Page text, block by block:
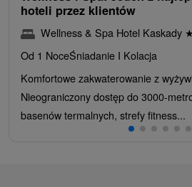
hoteli przez klientów
Wellness & Spa Hotel Kaskady ★
Od 1 NoceŚniadanie I Kolacja
Komfortowe zakwaterowanie z
Nieograniczony dostęp do 3000-
basenów termalnych, strefy fitness...